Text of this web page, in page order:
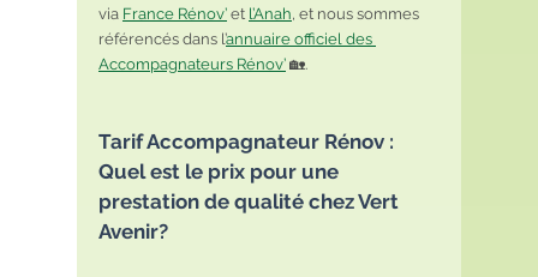
via France Rénov’ et l’Anah, et nous sommes
référencés dans l’annuaire officiel des
Accompagnateurs Rénov’ 🏡.
Tarif Accompagnateur Rénov :
Quel est le prix pour une
prestation de qualité chez Vert
Avenir?